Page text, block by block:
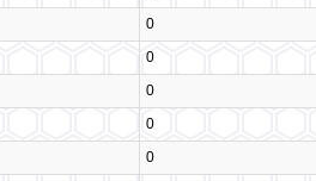
0
0
0
0
0